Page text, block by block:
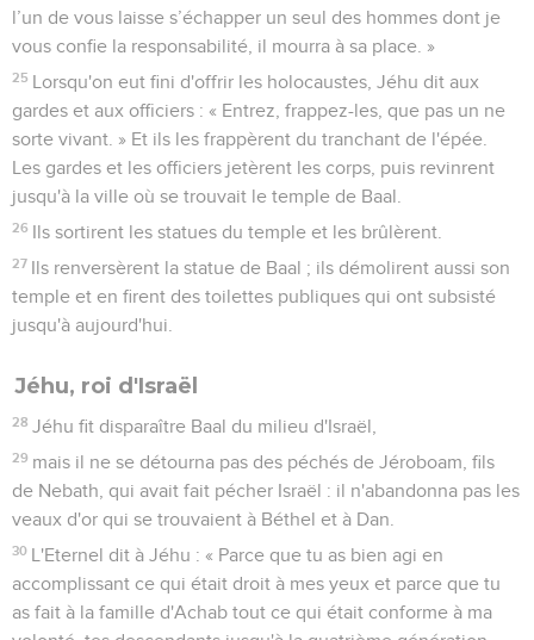
l’un de vous laisse s’échapper un seul des hommes dont je
vous confie la responsabilité, il mourra à sa place. »
25 Lorsqu'on eut fini d'offrir les holocaustes, Jéhu dit aux
gardes et aux officiers : « Entrez, frappez-les, que pas un ne
sorte vivant. » Et ils les frappèrent du tranchant de l'épée.
Les gardes et les officiers jetèrent les corps, puis revinrent
jusqu'à la ville où se trouvait le temple de Baal.
26 Ils sortirent les statues du temple et les brûlèrent.
27 Ils renversèrent la statue de Baal ; ils démolirent aussi son
temple et en firent des toilettes publiques qui ont subsisté
jusqu'à aujourd'hui.
Jéhu, roi d'Israël
28 Jéhu fit disparaître Baal du milieu d'Israël,
29 mais il ne se détourna pas des péchés de Jéroboam, fils
de Nebath, qui avait fait pécher Israël : il n'abandonna pas les
veaux d'or qui se trouvaient à Béthel et à Dan.
30 L'Eternel dit à Jéhu : « Parce que tu as bien agi en
accomplissant ce qui était droit à mes yeux et parce que tu
as fait à la famille d'Achab tout ce qui était conforme à ma